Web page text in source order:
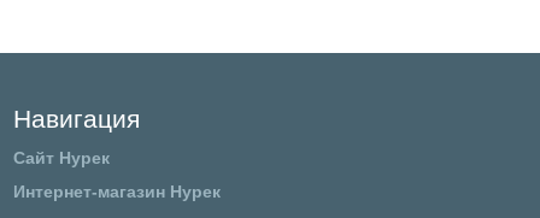
Навигация
Сайт Нурек
Интернет-магазин Нурек